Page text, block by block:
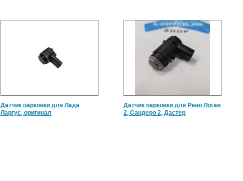
Датчик парковки для Лада
Ларгус, оригинал
Датчик парковки для Рено Логан
2, Сандеро 2, Дастер